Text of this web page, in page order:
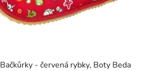
Bačkůrky - červená rybky, Boty Beda